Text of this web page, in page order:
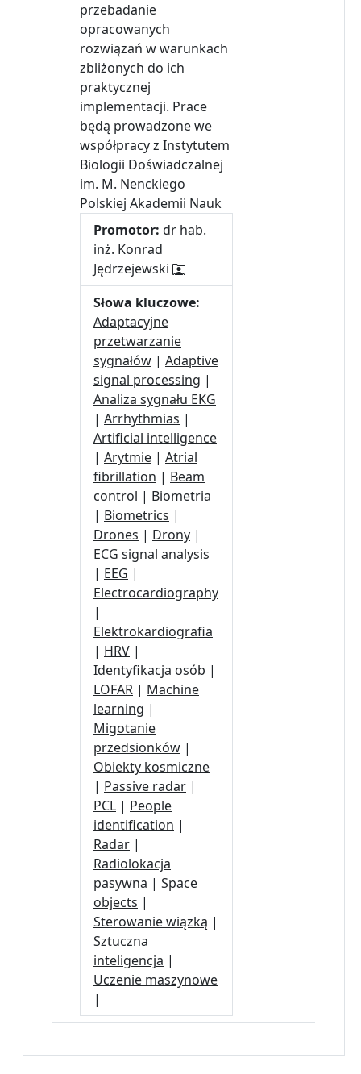
przebadanie
opracowanych
rozwiązań w warunkach
zbliżonych do ich
praktycznej
implementacji. Prace
będą prowadzone we
współpracy z Instytutem
Biologii Doświadczalnej
im. M. Nenckiego
Polskiej Akademii Nauk
Promotor: dr hab.
inż. Konrad
Jędrzejewski
Słowa kluczowe:
Adaptacyjne
przetwarzanie
sygnałów | Adaptive
signal processing |
Analiza sygnału EKG
| Arrhythmias |
Artificial intelligence
| Arytmie | Atrial
fibrillation | Beam
control | Biometria
| Biometrics |
Drones | Drony |
ECG signal analysis
| EEG |
Electrocardiography
|
Elektrokardiografia
| HRV |
Identyfikacja osób |
LOFAR | Machine
learning |
Migotanie
przedsionków |
Obiekty kosmiczne
| Passive radar |
PCL | People
identification |
Radar |
Radiolokacja
pasywna | Space
objects |
Sterowanie wiązką |
Sztuczna
inteligencja |
Uczenie maszynowe
|